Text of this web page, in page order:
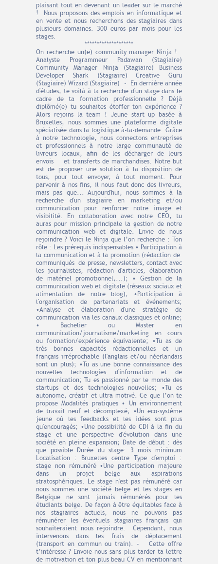
plaisant tout en devenant un leader sur le marché
! Nous proposons des emplois en informatique et
en vente et nous recherchons des stagiaires dans
plusieurs domaines. 300 euros par mois pour les
stages.
********************
On recherche un(e) community manager Ninja !
Analyste Programmeur Padawan (Stagiaire)
Community Manager Ninja (Stagiaire) Business
Developer Shark (Stagiaire) Creative Guru
(Stagiaire) Wizard (Stagiaire) - En dernière année
d'études, te voilà à la recherche d'un stage dans le
cadre de ta formation professionnelle ? Déjà
diplômé(e) tu souhaites étoffer ton expérience ?
Alors rejoins la team ! Jeune start up basée à
Bruxelles, nous sommes une plateforme digitale
spécialisée dans la logistique à-la-demande. Grâce
à notre technologie, nous connectons entreprises
et professionnels à notre large communauté de
livreurs locaux, aﬁn de les décharger de leurs
envois et transferts de marchandises. Notre but
est de proposer une solution à la disposition de
tous, pour tout envoyer, à tout moment. Pour
parvenir à nos ﬁns, il nous faut donc des livreurs,
mais pas que... Aujourd'hui, nous sommes à la
recherche d'un stagiaire en marketing et/ou
communication pour renforcer notre image et
visibilité. En collaboration avec notre CEO, tu
auras pour mission principale la gestion de notre
communication web et digitale. Envie de nous
rejoindre ? Voici le Ninja que l’on recherche : Ton
rôle : Les prérequis indispensables • Participation à
la communication et à la promotion (rédaction de
communiqués de presse, newsletters, contact avec
les journalistes, rédaction d'articles, élaboration
de matériel promotionnel,...); • Gestion de la
communication web et digitale (réseaux sociaux et
alimentation de notre blog); •Participation à
l'organisation de partenariats et événements;
•Analyse et élaboration d'une stratégie de
communication via les canaux classiques et online;
• Bachelier ou Master en
communication/journalisme/marketing en cours
ou formation/expérience équivalente; •Tu as de
très bonnes capacités rédactionnelles et un
français irréprochable (l'anglais et/ou néerlandais
sont un plus); •Tu as une bonne connaissance des
nouvelles technologies d'information et de
communication; Tu es passionné par le monde des
startups et des technologies nouvelles; •Tu es
autonome, créatif et ultra motivé. Ce que l’on te
propose Modalités pratiques • Un environnement
de travail neuf et décomplexé; •Un eco-système
jeune où les feedbacks et les idées sont plus
qu'encouragés; •Une possibilité de CDI à la ﬁn du
stage et une perspective d'évolution dans une
société en pleine expansion; Date de début : dès
que possible Durée du stage: 3 mois minimum
Localisation : Bruxelles centre Type d'emploi :
stage non rémunéré •Une participation majeure
dans un projet belge aux aspirations
stratosphériques. Le stage n'est pas rémunéré car
nous sommes une société belge et les stages en
Belgique ne sont jamais rémunérés pour les
étudiants belge. De façon à être équitables face à
nos stagiaires actuels, nous ne pouvons pas
rémunérer les éventuels stagiaires français qui
souhaiteraient nous rejoindre. Cependant, nous
intervenons dans les frais de déplacement
(transport en commun ou train). - Cette offre
t’intéresse ? Envoie-nous sans plus tarder ta lettre
de motivation et ton plus beau CV en mentionnant